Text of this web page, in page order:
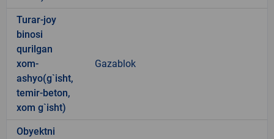
Turar-joy
binosi
qurilgan
xom-
ashyo(g`isht,
temir-beton,
xom g`isht)
Gazablok
Obyektni